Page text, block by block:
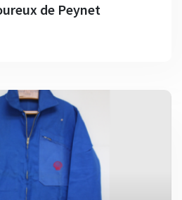
de Peynet